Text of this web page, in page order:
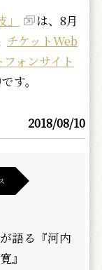
は、8月
チケットWeb
ォンサイト
す。
2018/08/10
語る『河内
』